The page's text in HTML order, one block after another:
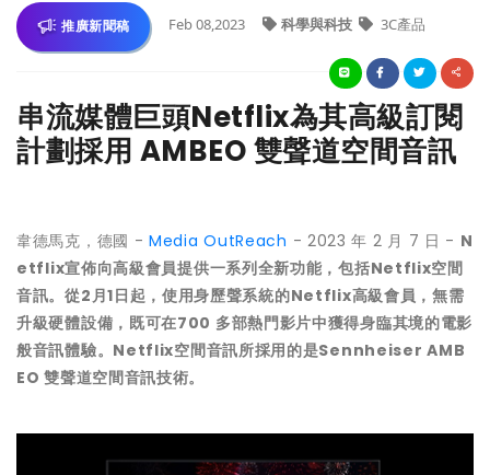
推廣新聞稿 Feb 08,2023 科學與科技 3C產品
串流媒體巨頭Netflix為其高級訂閱
計劃採用 AMBEO 雙聲道空間音訊
韋德馬克，德國 - Media OutReach - 2023 年 2 月 7 日 - N
etflix宣佈向高級會員提供一系列全新功能，包括Netflix空間
音訊。從2月1日起，使用身歷聲系統的Netflix高級會員，無需
升級硬體設備，既可在700 多部熱門影片中獲得身臨其境的電影
般音訊體驗。 Netflix空間音訊所採用的是Sennheiser AMB
EO雙聲道空間音訊技術。